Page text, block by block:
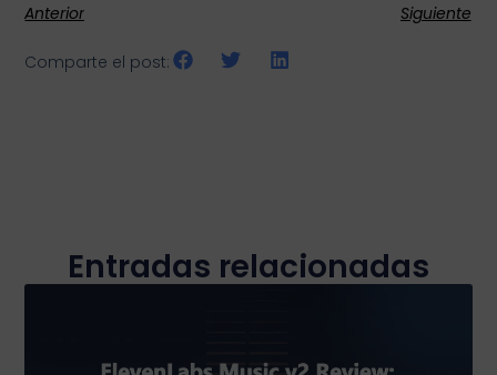
Anterior Siguiente
Comparte el post:
Entradas relacionadas